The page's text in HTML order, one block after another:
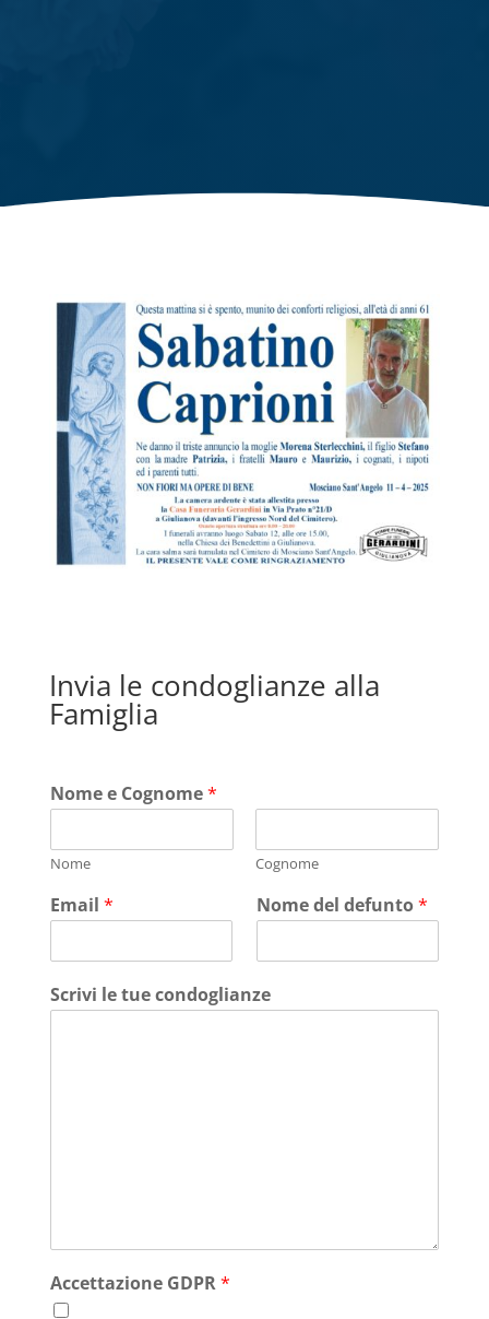
Invia le condoglianze alla
Famiglia
Nome e Cognome*
Nome Cognome
Email * Nome del defunto*
Scrivi le tue condoglianze
Accettazione GDPR*